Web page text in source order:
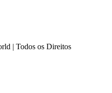
| Todos os Direitos